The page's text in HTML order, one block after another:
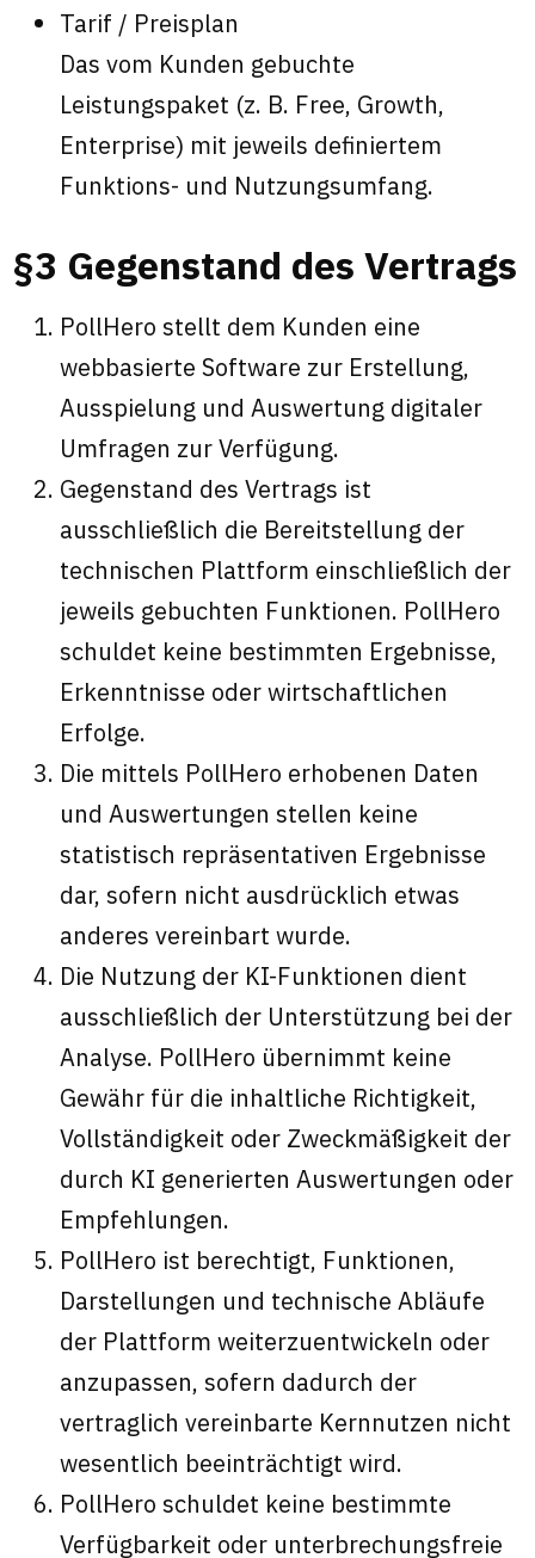
Tarif / Preisplan
Das vom Kunden gebuchte
Leistungspaket (z. B. Free, Growth,
Enterprise) mit jeweils definiertem
Funktions- und Nutzungsumfang.
§3 Gegenstand des Vertrags
PollHero stellt dem Kunden eine
webbasierte Software zur Erstellung,
Ausspielung und Auswertung digitaler
Umfragen zur Verfügung.
Gegenstand des Vertrags ist
ausschließlich die Bereitstellung der
technischen Plattform einschließlich der
jeweils gebuchten Funktionen. PollHero
schuldet keine bestimmten Ergebnisse,
Erkenntnisse oder wirtschaftlichen
Erfolge.
Die mittels PollHero erhobenen Daten
und Auswertungen stellen keine
statistisch repräsentativen Ergebnisse
dar, sofern nicht ausdrücklich etwas
anderes vereinbart wurde.
Die Nutzung der KI-Funktionen dient
ausschließlich der Unterstützung bei der
Analyse. PollHero übernimmt keine
Gewähr für die inhaltliche Richtigkeit,
Vollständigkeit oder Zweckmäßigkeit der
durch KI generierten Auswertungen oder
Empfehlungen.
PollHero ist berechtigt, Funktionen,
Darstellungen und technische Abläufe
der Plattform weiterzuentwickeln oder
anzupassen, sofern dadurch der
vertraglich vereinbarte Kernnutzen nicht
wesentlich beeinträchtigt wird.
PollHero schuldet keine bestimmte
Verfügbarkeit oder unterbrechungsfreie